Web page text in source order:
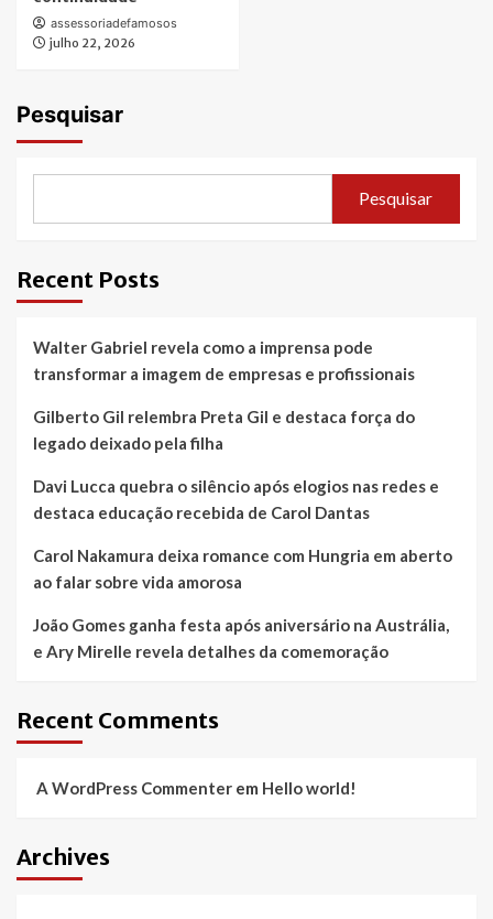
assessoriadefamosos
julho 22, 2026
Pesquisar
Pesquisar
Recent Posts
Walter Gabriel revela como a imprensa pode
transformar a imagem de empresas e profissionais
Gilberto Gil relembra Preta Gil e destaca força do
legado deixado pela filha
Davi Lucca quebra o silêncio após elogios nas redes e
destaca educação recebida de Carol Dantas
Carol Nakamura deixa romance com Hungria em aberto
ao falar sobre vida amorosa
João Gomes ganha festa após aniversário na Austrália,
e Ary Mirelle revela detalhes da comemoração
Recent Comments
A WordPress Commenter em Hello world!
Archives